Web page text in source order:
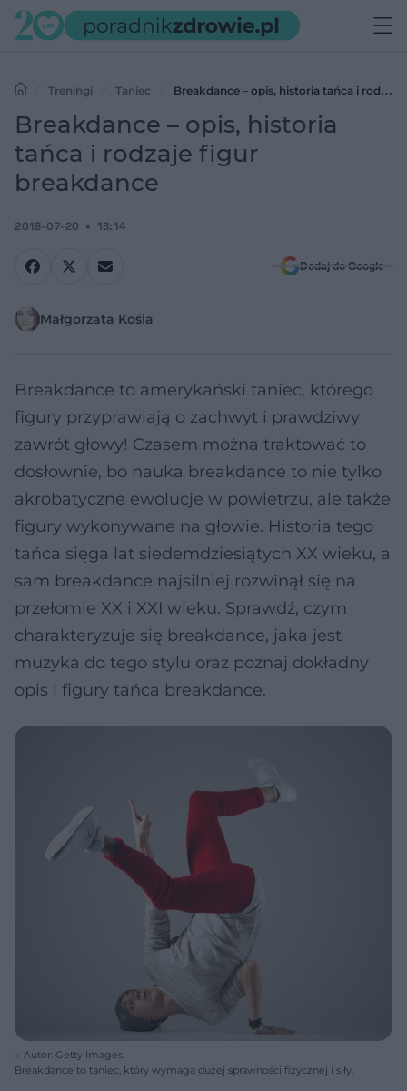
Treningi Taniec
Breakdance – opis, historia tańca i rodzaje
figur breakdance
Breakdance – opis, historia
tańca i rodzaje figur
breakdance
2018-07-20 13:14
Dodaj do Google
Małgorzata Kośla
Breakdance to amerykański taniec, którego
figury przyprawiają o zachwyt i prawdziwy
zawrót głowy! Czasem można traktować to
dosłownie, bo nauka breakdance to nie tylko
akrobatyczne ewolucje w powietrzu, ale także
figury wykonywane na głowie. Historia tego
tańca sięga lat siedemdziesiątych XX wieku, a
sam breakdance najsilniej rozwinął się na
przełomie XX i XXI wieku. Sprawdź, czym
charakteryzuje się breakdance, jaka jest
muzyka do tego stylu oraz poznaj dokładny
opis i figury tańca breakdance.
Autor: Getty Images
Breakdance to taniec, który wymaga dużej sprawności fizycznej i siły.